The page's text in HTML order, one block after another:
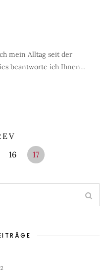
mein Alltag seit der
beantworte ich Ihnen…
16 17